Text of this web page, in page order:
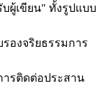
ผู้เขียน" ทั้งรูปแบบ
องจริยธรรมการ
รติดต่อประสาน